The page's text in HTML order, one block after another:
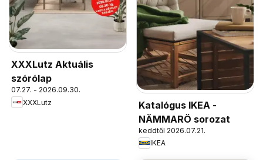
XXXLutz Aktuális
szórólap
07.27. - 2026.09.30.
XXXLutz
Katalógus IKEA -
NÄMMARÖ sorozat
keddtől 2026.07.21.
IKEA